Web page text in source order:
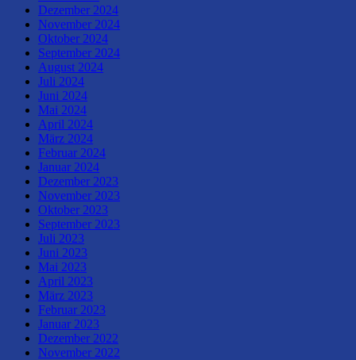
Dezember 2024
November 2024
Oktober 2024
September 2024
August 2024
Juli 2024
Juni 2024
Mai 2024
April 2024
März 2024
Februar 2024
Januar 2024
Dezember 2023
November 2023
Oktober 2023
September 2023
Juli 2023
Juni 2023
Mai 2023
April 2023
März 2023
Februar 2023
Januar 2023
Dezember 2022
November 2022